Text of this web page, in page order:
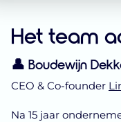
Het team
👤 Boudewijn
CEO & Co-founder
Na 15 jaar